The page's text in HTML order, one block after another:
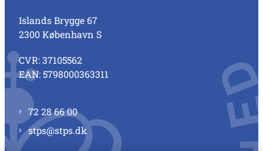
Islands Brygge 67
2300 København S
CVR: 37105562
EAN: 5798000363311
72 28 66 00
stps@stps.dk